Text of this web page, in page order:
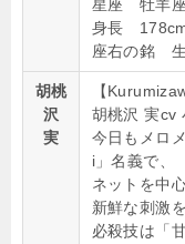
星座 牡羊座
身長
座右の銘 生
胡桃
沢
実
【
胡桃沢 実
今日もメロ
i」名義で、
ネットを中
新鮮な刺激
必殺技は「